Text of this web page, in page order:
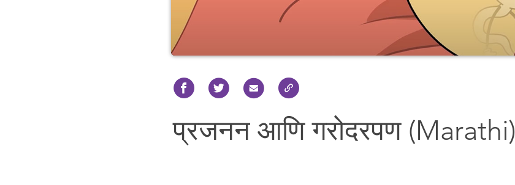
प्रजनन आणि गरोदरपण (Marathi)